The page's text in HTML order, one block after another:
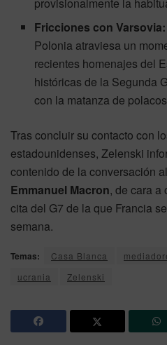
Fricciones con Varsovia:
Polonia atraviesa un
recientes homenajes del
históricas de la Segunda
con la matanza de
Tras concluir su contacto con
estadounidenses, Zelenski
contenido de la conversación
Emmanuel Macron, de cara a
cita del G7 de la que Francia
semana.
Temas: Casa Blanca
ucrania
Zelenski